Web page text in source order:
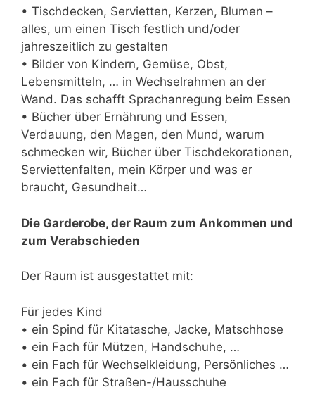
• Tischdecken, Servietten, Kerzen, Blumen –
alles, um einen Tisch festlich und/oder
jahreszeitlich zu gestalten
• Bilder von Kindern, Gemüse, Obst,
Lebensmitteln, … in Wechselrahmen an der
Wand. Das schafft Sprachanregung beim Essen
• Bücher über Ernährung und Essen,
Verdauung, den Magen, den Mund, warum
schmecken wir, Bücher über Tischdekorationen,
Serviettenfalten, mein Körper und was er
braucht, Gesundheit…
Die Garderobe, der Raum zum Ankommen und
zum Verabschieden
Der Raum ist ausgestattet mit:
Für jedes Kind
• ein Spind für Kitatasche, Jacke, Matschhose
• ein Fach für Mützen, Handschuhe, …
• ein Fach für Wechselkleidung, Persönliches …
• ein Fach für Straßen-/Hausschuhe